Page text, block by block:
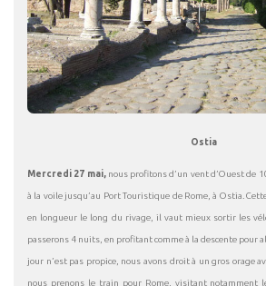
Ostia
Mercredi 27 mai,nous profitons d’un vent d’Ouest de
à la voile jusqu’au Port Touristique de Rome, à Ostia.
en longueur le long du rivage, il vaut mieux sortir les
passerons 4 nuits, en profitant comme à la descente pour
jour n’est pas propice, nous avons droit à un gros orage
nous prenons le train pour Rome, visitant notamment